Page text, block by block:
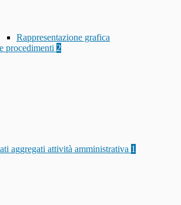
Rappresentazione grafica
procedimenti 2
aggregati attività amministrativa 1